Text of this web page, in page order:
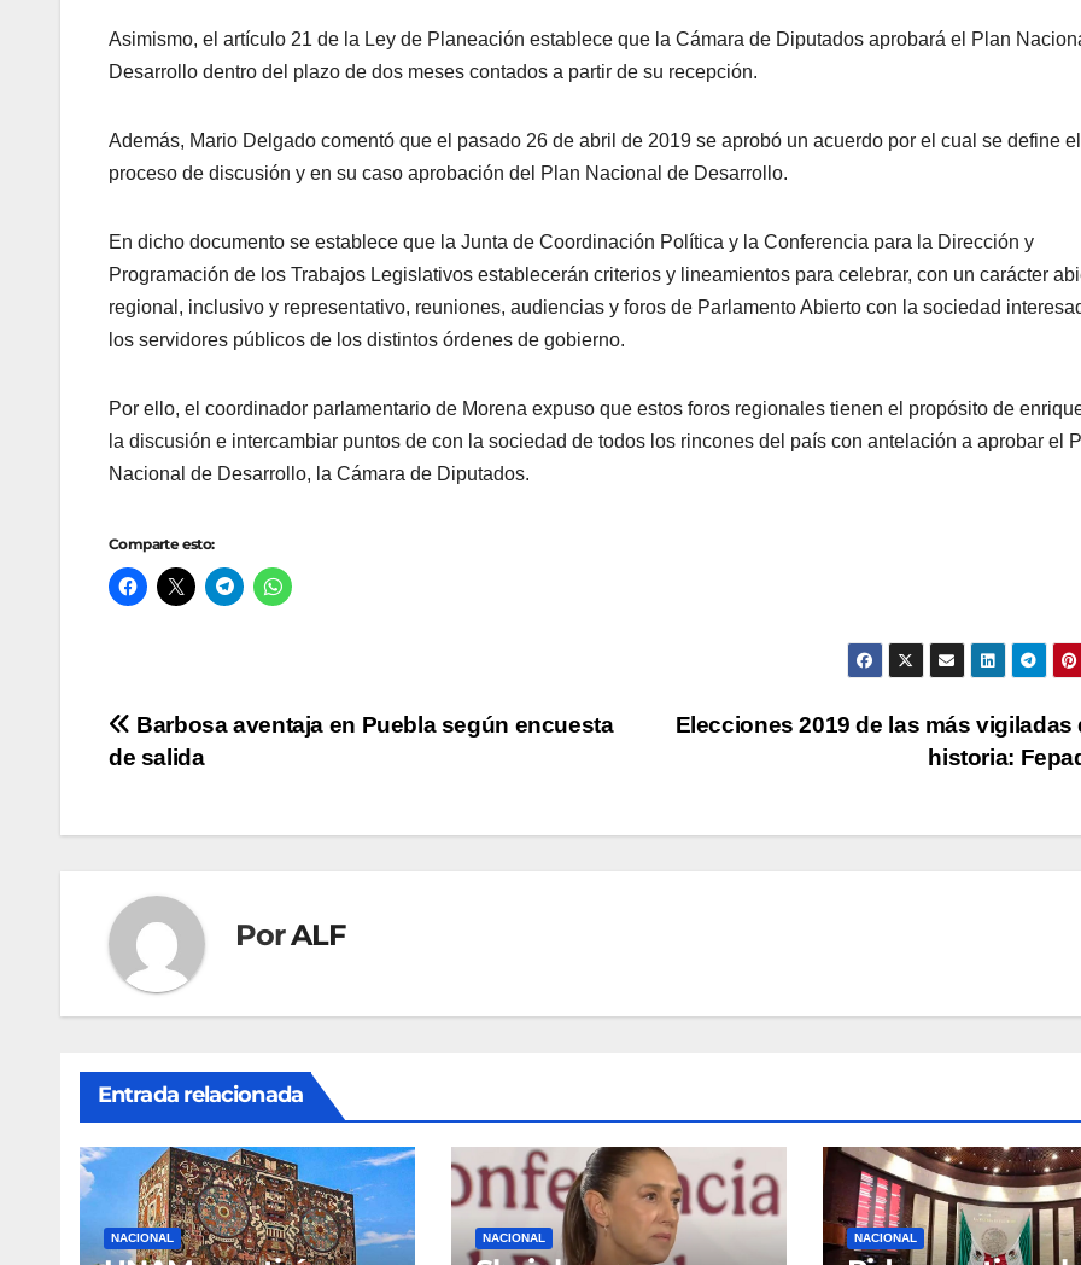
Asimismo, el artículo 21 de la Ley de Planeación establece que la Cámara de Diputados aprobará el Plan
Desarrollo dentro del plazo de dos meses contados a partir de su recepción.
Además, Mario Delgado comentó que el pasado 26 de abril de 2019 se aprobó un acuerdo por el cual se define el
proceso de discusión y en su caso aprobación del Plan Nacional de Desarrollo.
En dicho documento se establece que la Junta de Coordinación Política y la Conferencia para la Dirección y
Programación de los Trabajos Legislativos establecerán criterios y lineamientos para celebrar, con un carácter
regional, inclusivo y representativo, reuniones, audiencias y foros de Parlamento Abierto con la sociedad
los servidores públicos de los distintos órdenes de gobierno.
Por ello, el coordinador parlamentario de Morena expuso que estos foros regionales tienen el propósito de
la discusión e intercambiar puntos de con la sociedad de todos los rincones del país con antelación a aprobar el
Nacional de Desarrollo, la Cámara de Diputados.
Comparte esto:
Navegación
entradas
Elecciones 2019 de las más vigiladas
historia:
Barbosa aventaja en Puebla según encuesta
de salida
PorALF
Entrada relacionada
NACIONAL NACIONAL NACIONAL